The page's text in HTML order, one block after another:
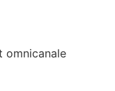
omnicanale